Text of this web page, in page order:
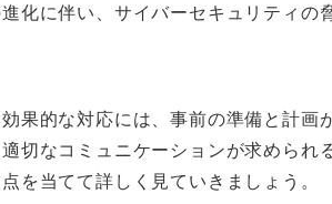
化に伴い、サイバーセキュリティの
果的な対応には、事前の準備と計画
切なコミュニケーションが求められ
を当てて詳しく見ていきましょう。